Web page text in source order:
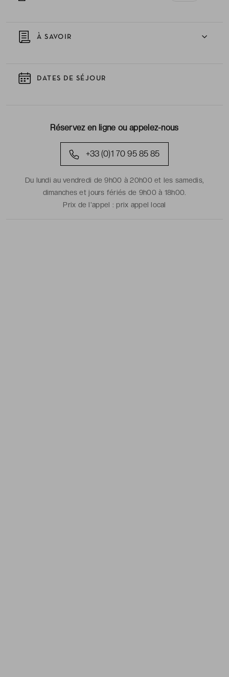
À SAVOIR
DATES DE SÉJOUR
Réservez en ligne ou appelez-nous
+33 (0)1 70 95 85 85
Du lundi au vendredi de 9h00 à 20h00 et les samedis,
dimanches et jours fériés de 9h00 à 18h00.
Prix de l'appel :prix appel local